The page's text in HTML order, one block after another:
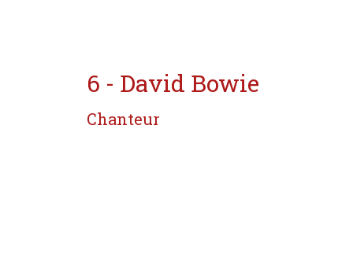
6 - David Bowie
Chanteur